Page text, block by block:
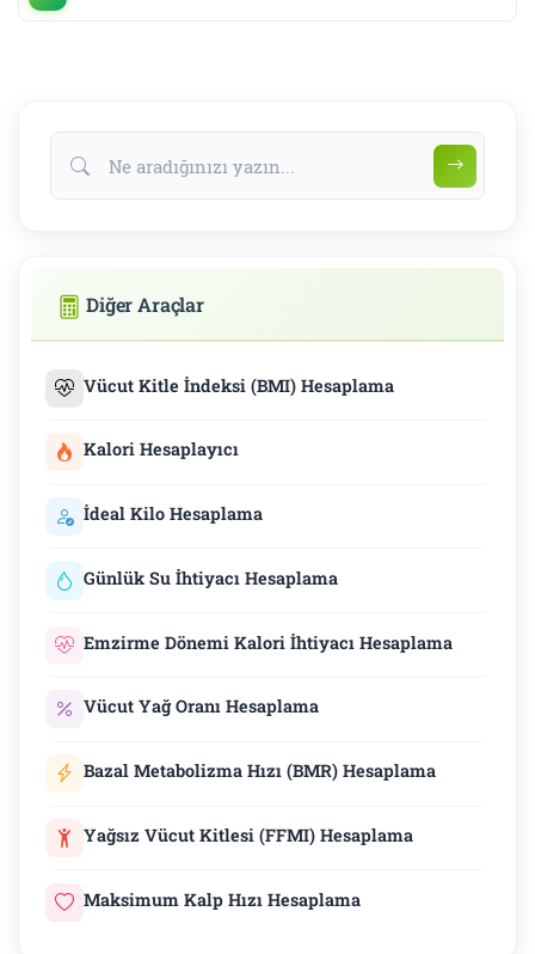
Diğer Araçlar
Vücut Kitle İndeksi (BMI) Hesaplama
Kalori Hesaplayıcı
İdeal Kilo Hesaplama
Günlük Su İhtiyacı Hesaplama
Emzirme Dönemi Kalori İhtiyacı Hesaplama
Vücut Yağ Oranı Hesaplama
Bazal Metabolizma Hızı (BMR) Hesaplama
Yağsız Vücut Kitlesi (FFMI) Hesaplama
Maksimum Kalp Hızı Hesaplama